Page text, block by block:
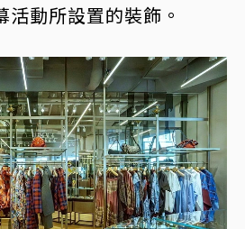
活動所設置的裝飾。